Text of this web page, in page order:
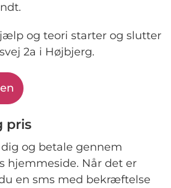
og teori starter og slutter
2a i Højbjerg.
pris
og betale gennem
hjemmeside. Når det er
en sms med bekræftelse